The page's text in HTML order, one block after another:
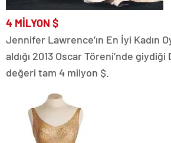
4 MİLYON $
Jennifer Lawrence’ın En İyi Kadın
aldığı 2013 Oscar Töreni’nde
değeri tam 4 milyon $.